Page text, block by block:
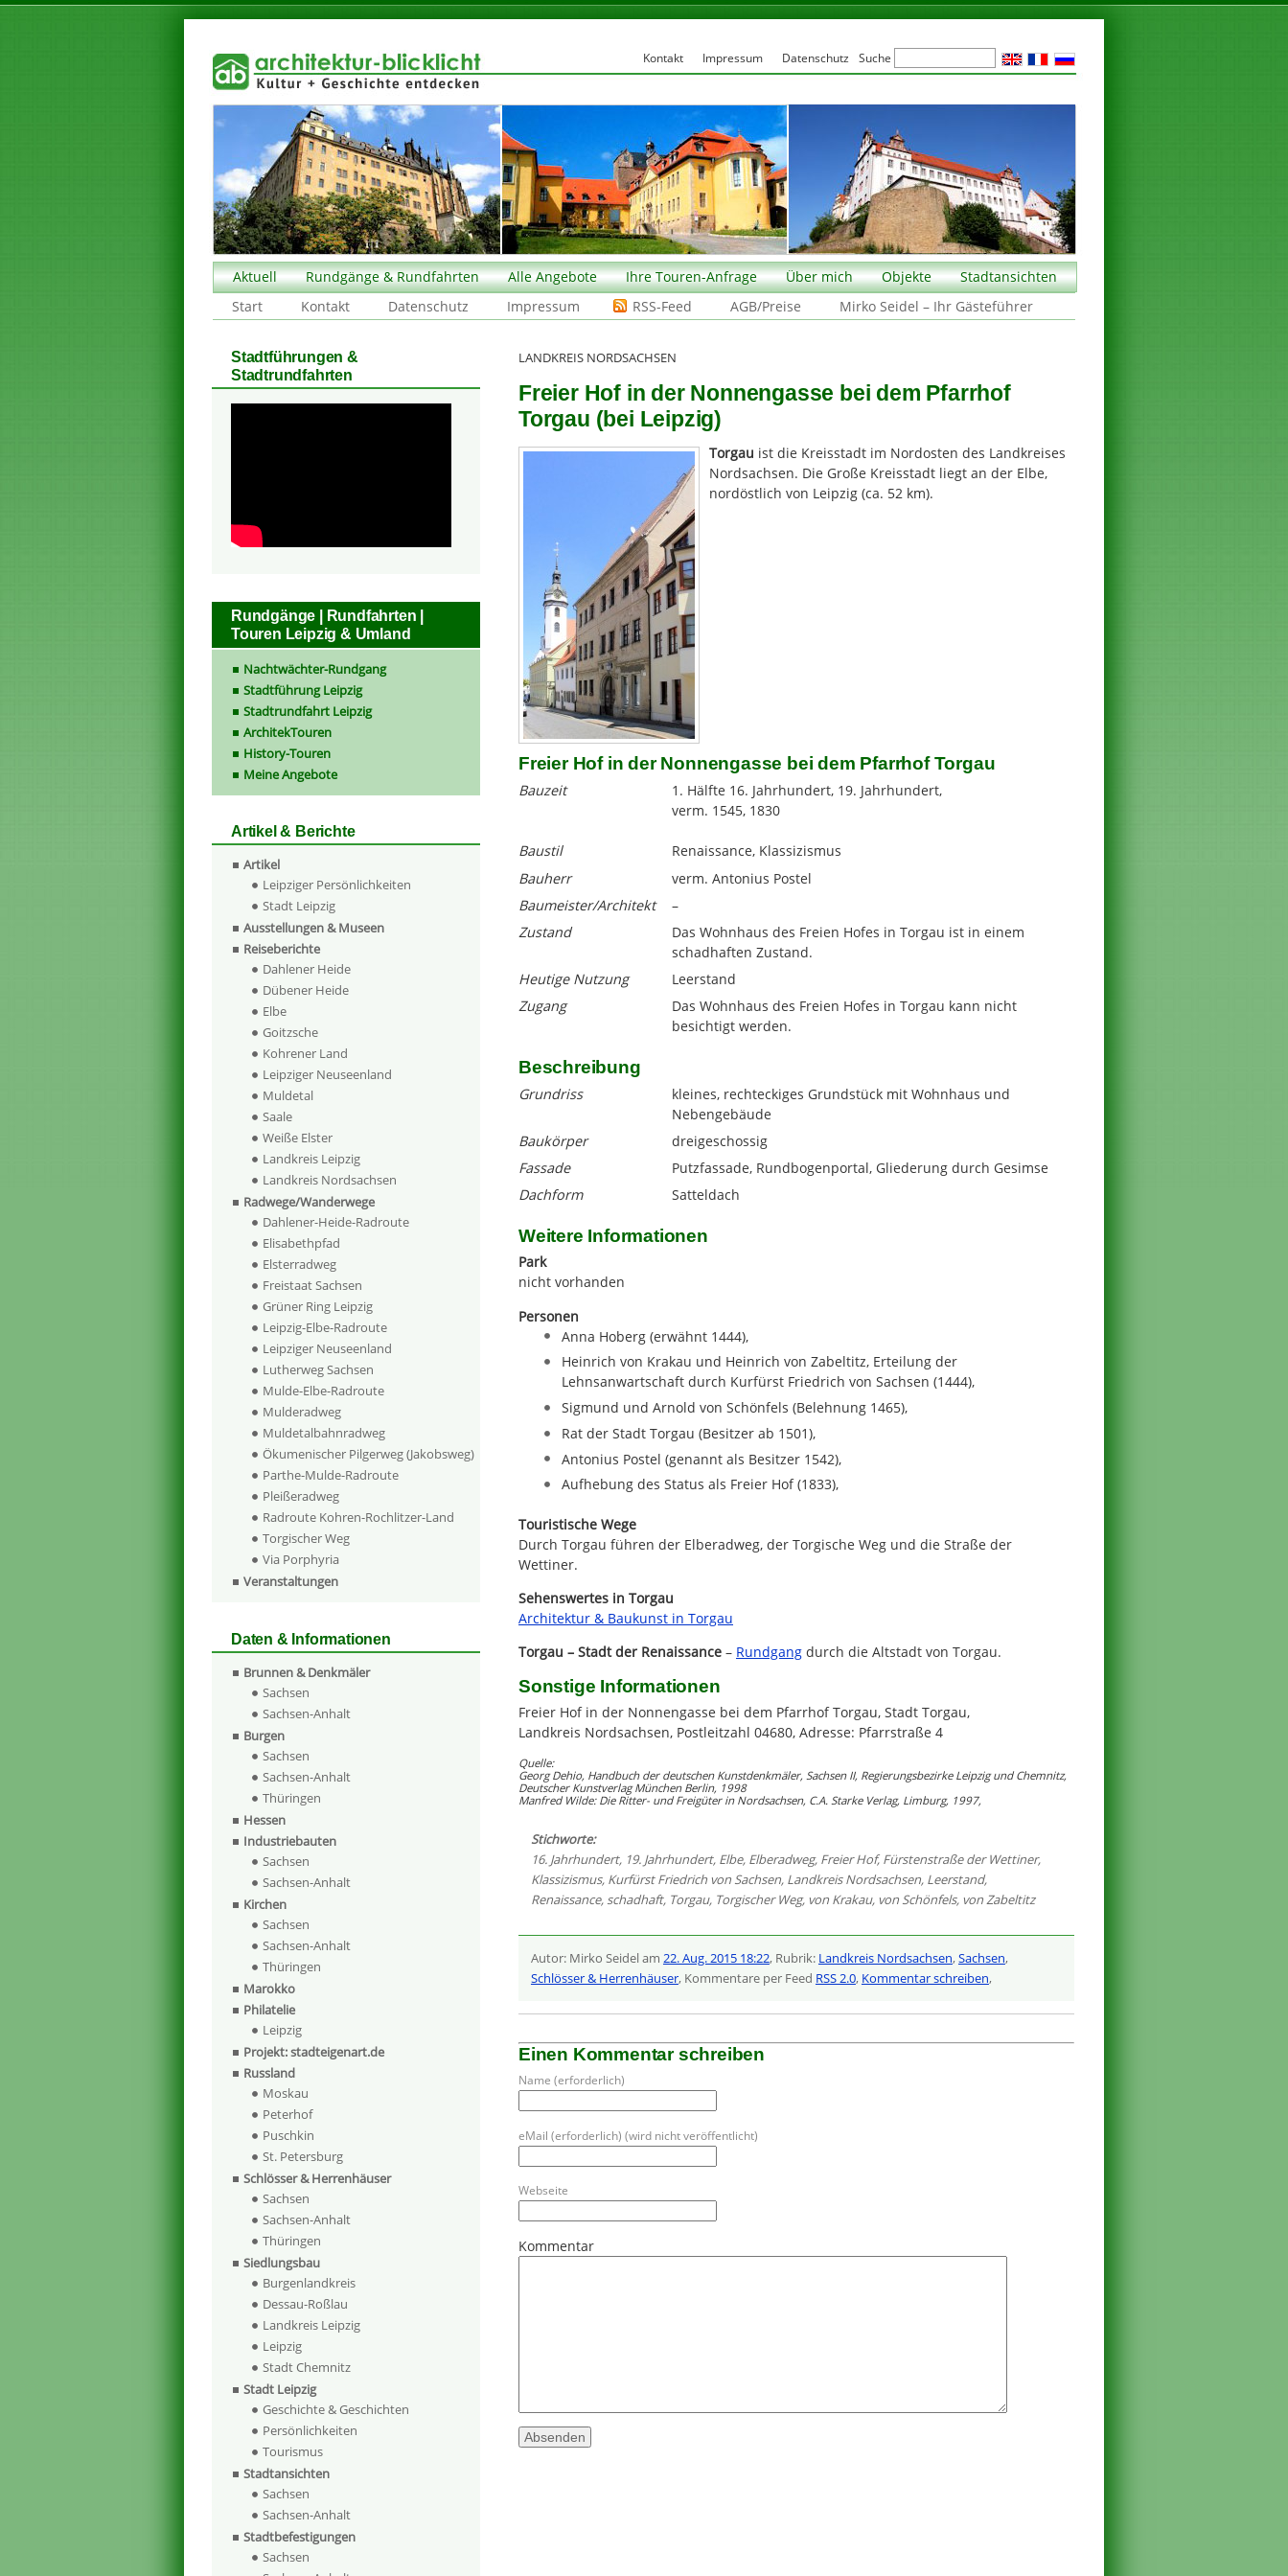
Aktuell Rundgänge & Rundfahrten Alle Angebote Ihre Touren-Anfrage Über mich Objekte
Stadtansichten
Start
Kontakt Datenschutz Impressum RSS-Feed AGB/Preise Mirko Seidel – Ihr Gästeführer
LANDKREIS NORDSACHSEN
Freier Hof in der Nonnengasse bei dem Pfarrhof
Torgau (bei Leipzig)
Torgau ist die Kreisstadt im Nordosten des Landkreises
Nordsachsen. Die Große Kreisstadt liegt an der Elbe,
nordöstlich von Leipzig (ca. 52 km).
Freier Hof in der Nonnengasse bei dem Pfarrhof Torgau
Bauzeit
1. Hälfte 16. Jahrhundert, 19. Jahrhundert,
verm. 1545, 1830
Baustil
Renaissance, Klassizismus
Bauherr
verm. Antonius Postel
Baumeister/Architekt
–
Zustand
Das Wohnhaus des Freien Hofes in Torgau ist in einem
schadhaften Zustand.
Heutige Nutzung
Leerstand
Zugang
Das Wohnhaus des Freien Hofes in Torgau kann nicht
besichtigt werden.
Beschreibung
Grundriss
kleines, rechteckiges Grundstück mit Wohnhaus und
Nebengebäude
Baukörper
dreigeschossig
Fassade
Putzfassade, Rundbogenportal, Gliederung durch Gesimse
Dachform
Satteldach
Weitere Informationen
Park
nicht vorhanden
Personen
Anna Hoberg (erwähnt 1444),
Heinrich von Krakau und Heinrich von Zabeltitz, Erteilung der
Lehnsanwartschaft durch Kurfürst Friedrich von Sachsen (1444),
Sigmund und Arnold von Schönfels (Belehnung 1465),
Rat der Stadt Torgau (Besitzer ab 1501),
Antonius Postel (genannt als Besitzer 1542),
Aufhebung des Status als Freier Hof (1833),
Touristische Wege
Durch Torgau führen der Elberadweg, der Torgische Weg und die Straße der
Wettiner.
Sehenswertes in Torgau
Architektur & Baukunst in Torgau
Torgau – Stadt der Renaissance – Rundgang durch die Altstadt von Torgau.
Sonstige Informationen
Freier Hof in der Nonnengasse bei dem Pfarrhof Torgau, Stadt Torgau,
Landkreis Nordsachsen, Postleitzahl 04680, Adresse: Pfarrstraße 4
Quelle:
Georg Dehio, Handbuch der deutschen Kunstdenkmäler, Sachsen II, Regierungsbezirke Leipzig und Chemnitz,
Deutscher Kunstverlag München Berlin, 1998
Manfred Wilde: Die Ritter- und Freigüter in Nordsachsen, C.A. Starke Verlag, Limburg, 1997,
Stichworte:
16. Jahrhundert, 19. Jahrhundert, Elbe, Elberadweg, Freier Hof, Fürstenstraße der Wettiner,
Klassizismus, Kurfürst Friedrich von Sachsen, Landkreis Nordsachsen, Leerstand,
Renaissance, schadhaft, Torgau, Torgischer Weg, von Krakau, von Schönfels, von Zabeltitz
Autor: Mirko Seidel am 22. Aug. 2015 18:22, Rubrik: Landkreis Nordsachsen,Sachsen,
Schlösser & Herrenhäuser, Kommentare per Feed RSS 2.0, Kommentar schreiben,
Einen Kommentar schreiben
Name (erforderlich)
eMail (erforderlich) (wird nicht veröffentlicht)
Webseite
Kommentar
Stadtführungen &
Stadtrundfahrten
Rundgänge | Rundfahrten |
Touren Leipzig & Umland
Nachtwächter-Rundgang
Stadtführung Leipzig
Stadtrundfahrt Leipzig
ArchitekTouren
History-Touren
Meine Angebote
Artikel & Berichte
Artikel
Leipziger Persönlichkeiten
Stadt Leipzig
Ausstellungen & Museen
Reiseberichte
Dahlener Heide
Dübener Heide
Elbe
Goitzsche
Kohrener Land
Leipziger Neuseenland
Muldetal
Saale
Weiße Elster
Landkreis Leipzig
Landkreis Nordsachsen
Radwege/Wanderwege
Dahlener-Heide-Radroute
Elisabethpfad
Elsterradweg
Freistaat Sachsen
Grüner Ring Leipzig
Leipzig-Elbe-Radroute
Leipziger Neuseenland
Lutherweg Sachsen
Mulde-Elbe-Radroute
Mulderadweg
Muldetalbahnradweg
Ökumenischer Pilgerweg (Jakobsweg)
Parthe-Mulde-Radroute
Pleißeradweg
Radroute Kohren-Rochlitzer-Land
Torgischer Weg
Via Porphyria
Veranstaltungen
Daten & Informationen
Brunnen & Denkmäler
Sachsen
Sachsen-Anhalt
Burgen
Sachsen
Sachsen-Anhalt
Thüringen
Hessen
Industriebauten
Sachsen
Sachsen-Anhalt
Kirchen
Sachsen
Sachsen-Anhalt
Thüringen
Marokko
Philatelie
Leipzig
Projekt: stadteigenart.de
Russland
Moskau
Peterhof
Puschkin
St. Petersburg
Schlösser & Herrenhäuser
Sachsen
Sachsen-Anhalt
Thüringen
Siedlungsbau
Burgenlandkreis
Dessau-Roßlau
Landkreis Leipzig
Leipzig
Stadt Chemnitz
Stadt Leipzig
Geschichte & Geschichten
Persönlichkeiten
Tourismus
Stadtansichten
Sachsen
Sachsen-Anhalt
Stadtbefestigungen
Sachsen
Kontakt Impressum Datenschutz Suche